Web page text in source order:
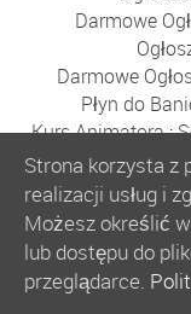
Darmowe
Darmowe
Płyn do
Kurs Animatora:
Bezpłatne
Bańki
Szkolenie
Kurs
Kurs Animatora
Strona korzysta z
realizacji usług i
Możesz określić
lub dostępu do
przeglądarce.